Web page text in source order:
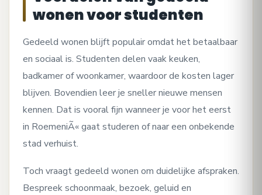
wonen voor studenten
Gedeeld wonen blijft populair omdat het betaalbaar
en sociaal is. Studenten delen vaak keuken,
badkamer of woonkamer, waardoor de kosten lager
blijven. Bovendien leer je sneller nieuwe mensen
kennen. Dat is vooral fijn wanneer je voor het eerst
in RoemeniÃ« gaat studeren of naar een onbekende
stad verhuist.
Toch vraagt gedeeld wonen om duidelijke afspraken.
Bespreek schoonmaak, bezoek, geluid en